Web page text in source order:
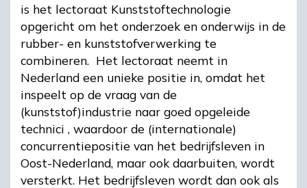
is het lectoraat Kunststoftechnologie
opgericht om het onderzoek en onderwijs in de
rubber- en kunststofverwerking te
combineren. Het lectoraat neemt in
Nederland een unieke positie in, omdat het
inspeelt op de vraag van de
(kunststof)industrie naar goed opgeleide
technici , waardoor de (internationale)
concurrentiepositie van het bedrijfsleven in
Oost-Nederland, maar ook daarbuiten, wordt
versterkt. Het bedrijfsleven wordt dan ook als